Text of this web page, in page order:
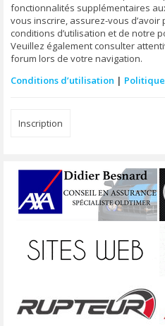
fonctionnalités supplémentaires
vous inscrire, assurez-vous
conditions d’utilisation et de notre
Veuillez également consulter
forum lors de votre navigation.
Conditions d’utilisation |
Inscription